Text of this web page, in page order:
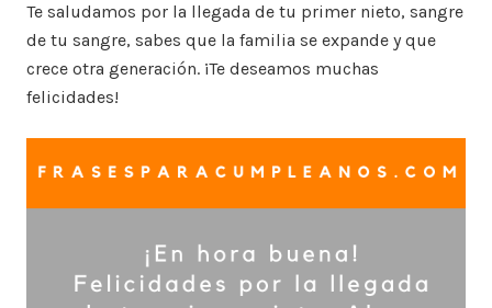
Te saludamos por la llegada de tu primer nieto, sangre
de tu sangre, sabes que la familia se expande y que
crece otra generación. ¡Te deseamos muchas
felicidades!